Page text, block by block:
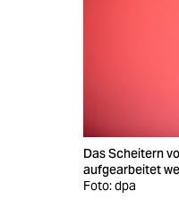
veranstaltungenDas Scheitern
aufgearbeitet
Foto: dpa